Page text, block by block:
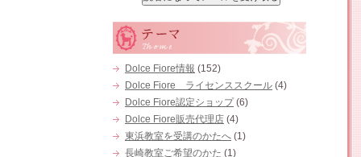
Dolce Fiore情報 (152)
Dolce Fiore ライセンススクール (4)
Dolce Fiore認定ショップ(6)
Dolce Fiore販売代理店 (4)
東浜教室を受講のかたへ (1)
長崎教室ご希望のかた (1)